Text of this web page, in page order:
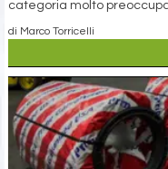
categoria molto
di Marco Torricelli